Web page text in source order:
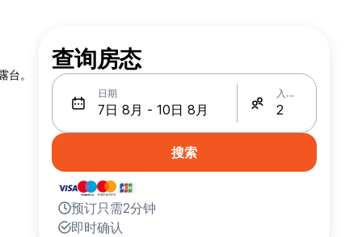
。 查询房态
日期 入住人数
搜索
预订只需2分钟
即时确认